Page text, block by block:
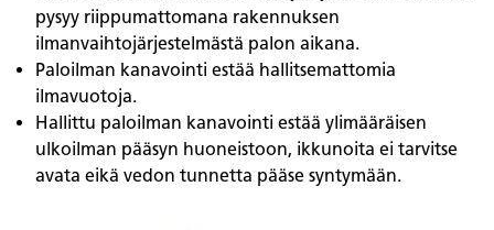
pysyy riippumattomana rakennuksen
ilmanvaihtojärjestelmästä palon aikana.
Paloilman kanavointi estää hallitsemattomia
ilmavuotoja.
Hallittu paloilman kanavointi estää ylimääräisen
ulkoilman pääsyn huoneistoon, ikkunoita ei tarvitse
avata eikä vedon tunnetta pääse syntymään.